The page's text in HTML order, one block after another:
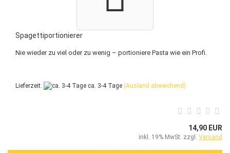
Spagettiportionierer
Nie wieder zu viel oder zu wenig – portioniere Pasta wie ein Profi.
Lieferzeit: ca. 3-4 Tage (Ausland abweichend)
14,90 EUR
inkl. 19% MwSt. zzgl. Versand